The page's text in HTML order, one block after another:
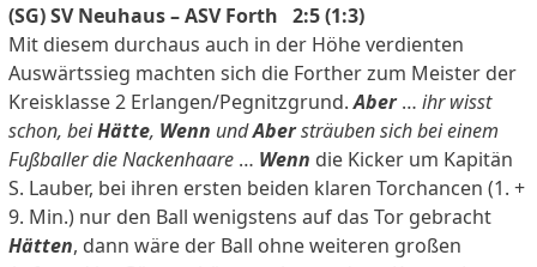
(SG) SV Neuhaus – ASV Forth 2:5 (1:3)
Mit diesem durchaus auch in der Höhe verdienten
Auswärtssieg machten sich die Forther zum Meister der
Kreisklasse 2 Erlangen/Pegnitzgrund.Aber… ihr wisst
schon, beiHätte, Wenn undAbersträuben sich bei einem
Fußballer die Nackenhaare… Wenn die Kicker um Kapitän
S. Lauber, bei ihren ersten beiden klaren Torchancen (1. +
9. Min.) nur den Ball wenigstens auf das Tor gebracht
Hätten, dann wäre der Ball ohne weiteren großen